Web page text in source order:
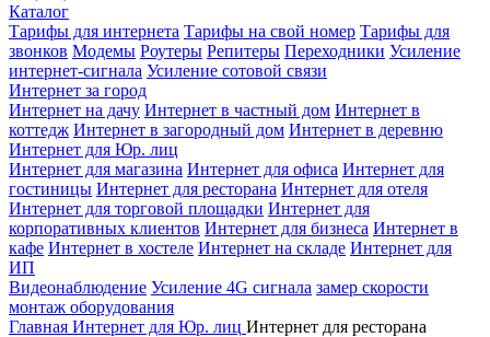
Каталог
Тарифы для интернета Тарифы на свой номер Тарифы для
звонков Модемы Роутеры Репитеры Переходники Усиление
интернет-сигнала Усиление сотовой связи
Интернет за город
Интернет на дачу Интернет в частный дом Интернет в
коттедж Интернет в загородный дом Интернет в деревню
Интернет для Юр. лиц
Интернет для магазина Интернет для офиса Интернет для
гостиницы Интернет для ресторана Интернет для отеля
Интернет для торговой площадки Интернет для
корпоративных клиентов Интернет для бизнеса Интернет в
кафе Интернет в хостеле Интернет на складе Интернет для
ИП
Видеонаблюдение Усиление 4G сигнала замер скорости
монтаж оборудования
Главная Интернет для Юр. лиц Интернет для ресторана